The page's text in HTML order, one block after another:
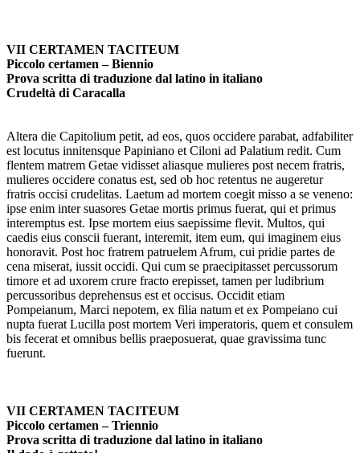
VII CERTAMEN TACITEUM
Piccolo certamen – Biennio
Prova scritta di traduzione dal latino in italiano
Crudeltà di Caracalla
Altera die Capitolium petit, ad eos, quos occidere parabat, adfabiliter
est locutus innitensque Papiniano et Ciloni ad Palatium redit. Cum
flentem matrem Getae vidisset aliasque mulieres post necem fratris,
mulieres occidere conatus est, sed ob hoc retentus ne augeretur
fratris occisi crudelitas. Laetum ad mortem coegit misso a se veneno:
ipse enim inter suasores Getae mortis primus fuerat, qui et primus
interemptus est. Ipse mortem eius saepissime flevit. Multos, qui
caedis eius conscii fuerant, interemit, item eum, qui imaginem eius
honoravit. Post hoc fratrem patruelem Afrum, cui pridie partes de
cena miserat, iussit occidi. Qui cum se praecipitasset percussorum
timore et ad uxorem crure fracto erepisset, tamen per ludibrium
percussoribus deprehensus est et occisus. Occidit etiam
Pompeianum, Marci nepotem, ex filia natum et ex Pompeiano cui
nupta fuerat Lucilla post mortem Veri imperatoris, quem et consulem
bis fecerat et omnibus bellis praeposuerat, quae gravissima tunc
fuerunt.
VII CERTAMEN TACITEUM
Piccolo certamen – Triennio
Prova scritta di traduzione dal latino in italiano